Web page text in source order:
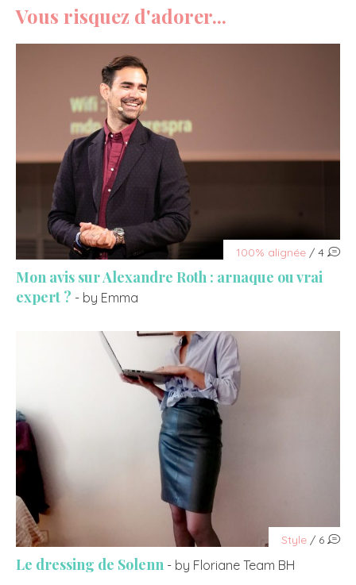
Vous risquez d'adorer...
100% alignée / 4
Mon avis sur Alexandre Roth : arnaque ou vrai
expert ? - by Emma
Style / 6
Le dressing de Solenn - by Floriane Team BH